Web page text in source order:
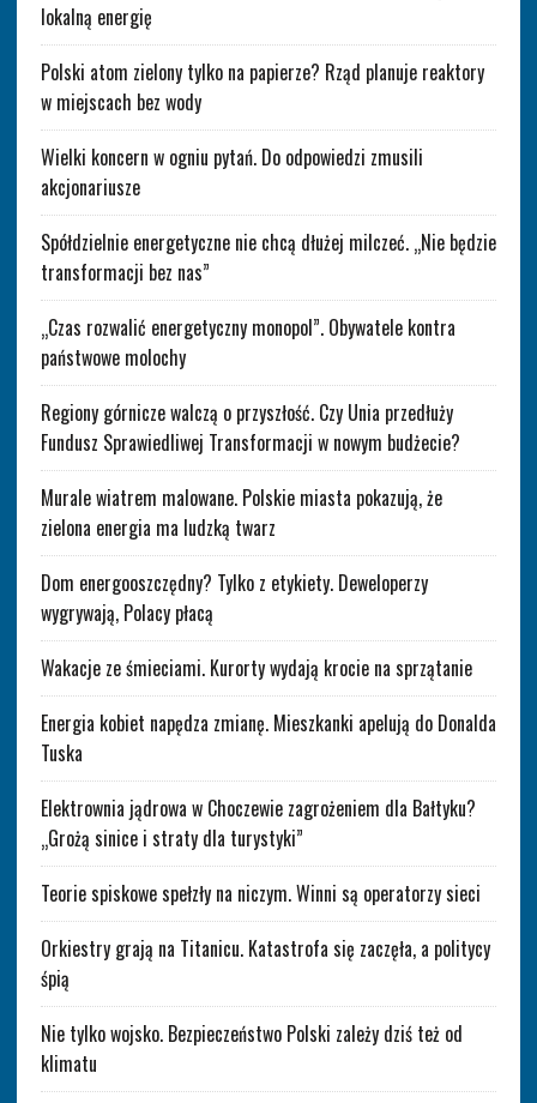
lokalną energię
Polski atom zielony tylko na papierze? Rząd planuje reaktory
w miejscach bez wody
Wielki koncern w ogniu pytań. Do odpowiedzi zmusili
akcjonariusze
Spółdzielnie energetyczne nie chcą dłużej milczeć. „Nie będzie
transformacji bez nas”
„Czas rozwalić energetyczny monopol”. Obywatele kontra
państwowe molochy
Regiony górnicze walczą o przyszłość. Czy Unia przedłuży
Fundusz Sprawiedliwej Transformacji w nowym budżecie?
Murale wiatrem malowane. Polskie miasta pokazują, że
zielona energia ma ludzką twarz
Dom energooszczędny? Tylko z etykiety. Deweloperzy
wygrywają, Polacy płacą
Wakacje ze śmieciami. Kurorty wydają krocie na sprzątanie
Energia kobiet napędza zmianę. Mieszkanki apelują do Donalda
Tuska
Elektrownia jądrowa w Choczewie zagrożeniem dla Bałtyku?
„Grożą sinice i straty dla turystyki”
Teorie spiskowe spełzły na niczym. Winni są operatorzy sieci
Orkiestry grają na Titanicu. Katastrofa się zaczęła, a politycy
śpią
Nie tylko wojsko. Bezpieczeństwo Polski zależy dziś też od
klimatu